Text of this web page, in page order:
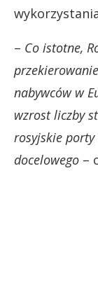
– Co istotne,
nabywców w
wzrost liczby
rosyjskie
docelowego –